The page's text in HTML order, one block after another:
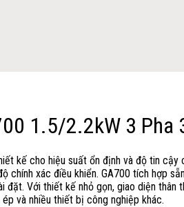
1.5/2.2kW 3 Pha
kế cho hiệu suất ổn định và độ tin
xác điều khiển. GA700 tích hợp
Với thiết kế nhỏ gọn, giao diện
và nhiều thiết bị công nghiệp khác.